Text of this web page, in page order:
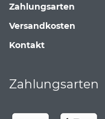
Zahlungsarten
Versandkosten
Kontakt
Zahlungsarten